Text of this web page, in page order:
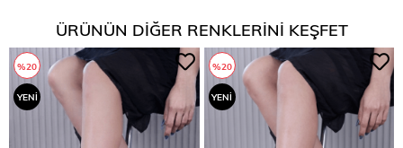
ÜRÜNÜN DIĞER RENKLERINI KEŞFET
%20
YENI
%20
YENI